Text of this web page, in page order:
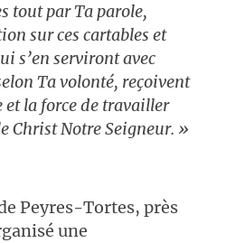
tout par Ta parole,
sur ces cartables et
s’en serviront avec
Ta volonté, reçoivent
et la force de travailler
Christ Notre Seigneur. »
Peyres-Tortes, près
une